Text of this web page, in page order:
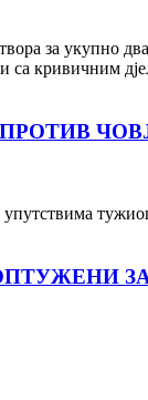
за укупно два
са кривичним
упутствима